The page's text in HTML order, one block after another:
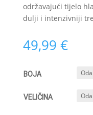
održavajući tijelo
dulji i intenzivniji
49,99 €
BOJA
VELIČINA